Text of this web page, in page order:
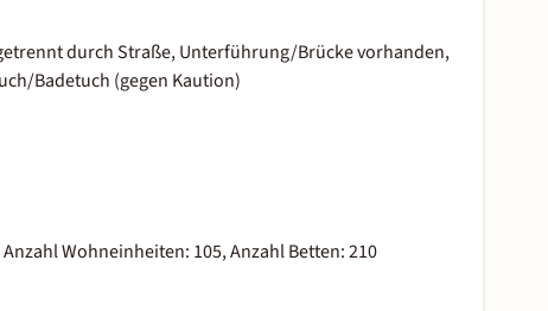
durch Straße, Unterführung/Brücke vorhanden,
Badetuch (gegen Kaution)
Wohneinheiten: 105, Anzahl Betten: 210